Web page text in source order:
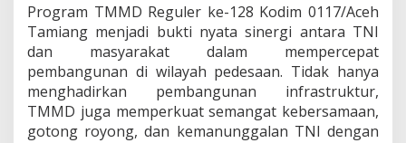
Program TMMD Reguler ke-128 Kodim 0117/Aceh
Tamiang menjadi bukti nyata sinergi antara TNI
dan masyarakat dalam mempercepat
pembangunan di wilayah pedesaan. Tidak hanya
menghadirkan pembangunan infrastruktur,
TMMD juga memperkuat semangat kebersamaan,
gotong royong, dan kemanunggalan TNI dengan